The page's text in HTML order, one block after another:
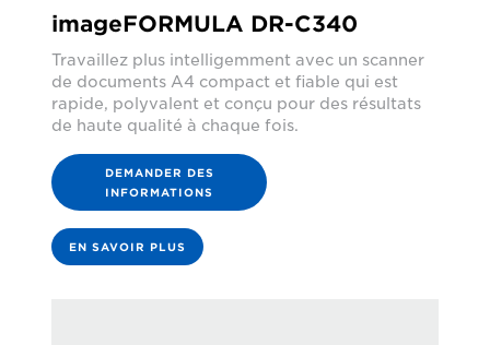
imageFORMULA DR-C340
Travaillez plus intelligemment avec un scanner
de documents A4 compact et fiable qui est
rapide, polyvalent et conçu pour des résultats
de haute qualité à chaque fois.
DEMANDER DES
INFORMATIONS
EN SAVOIR PLUS